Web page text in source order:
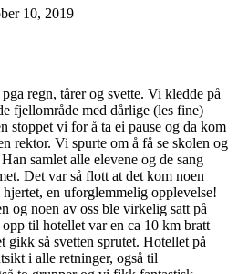
10, 2019
regn, tårer og svette. Vi kledde på
fjellområde med dårlige (les fine)
stoppet vi for å ta ei pause og da kom
rektor. Vi spurte om å få se skolen og
samlet alle elevene og de sang
Det var så flott at det kom noen
hjertet, en uforglemmelig opplevelse!
og noen av oss ble virkelig satt på
til hotellet var en ca 10 km bratt
gikk så svetten sprutet. Hotellet på
i alle retninger, også til